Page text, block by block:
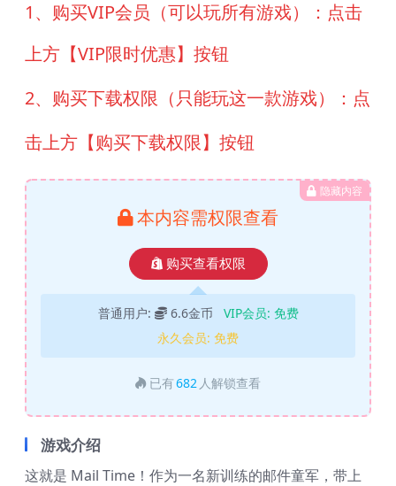
1、购买VIP会员（可以玩所有游戏）：点击
上方【VIP限时优惠】按钮
2、购买下载权限（只能玩这一款游戏）：点
击上方【购买下载权限】按钮
隐藏内容
本内容需权限查看
购买查看权限
普通用户: 6.6金币 VIP会员: 免费
永久会员: 免费
已有682 人解锁查看
游戏介绍
这就是 Mail Time！作为一名新训练的邮件童军，带上